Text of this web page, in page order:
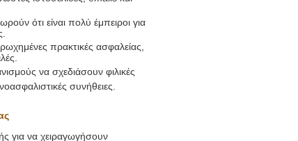
ότι είναι πολύ έμπειροι για
πρακτικές ασφαλείας,
να σχεδιάσουν φιλικές
συνήθειες.
για να χειραγωγήσουν